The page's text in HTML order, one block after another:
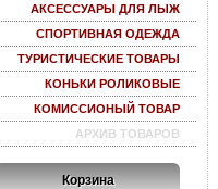
АКСЕССУАРЫ ДЛЯ ЛЫЖ
СПОРТИВНАЯ ОДЕЖДА
ТУРИСТИЧЕСКИЕ ТОВАРЫ
КОНЬКИ РОЛИКОВЫЕ
КОМИССИОНЫЙ ТОВАР
АРХИВ ТОВАРОВ
Корзина